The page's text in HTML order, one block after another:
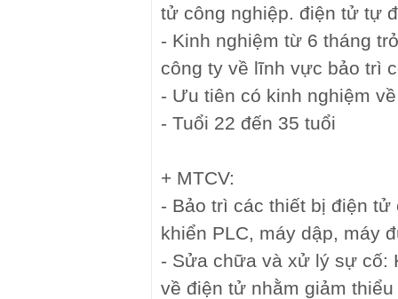
tử công nghiệp. điện tử tự
- Kinh nghiệm từ 6 tháng
công ty về lĩnh vực bảo trì
- Ưu tiên có kinh nghiệm
- Tuổi 22 đến 35 tuổi
+ MTCV:
- Bảo trì các thiết bị điện
khiển PLC, máy dập, máy
- Sửa chữa và xử lý sự cố:
về điện tử nhằm giảm